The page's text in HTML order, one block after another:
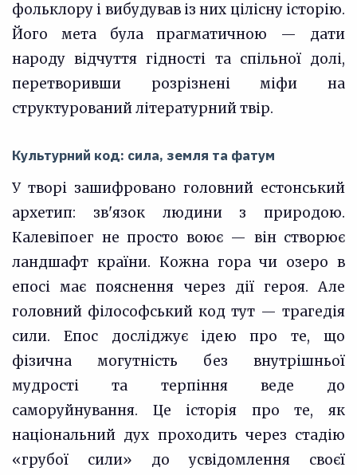
фольклору і вибудував із них цілісну історію.
Його мета була прагматичною — дати
народу відчуття гідності та спільної долі,
перетворивши розрізнені міфи на
структурований літературний твір.
Культурний код: сила, земля та фатум
У творі зашифровано головний естонський
архетип: зв'язок людини з природою.
Калевіпоег не просто воює — він створює
ландшафт країни. Кожна гора чи озеро в
епосі має пояснення через дії героя. Але
головний філософський код тут — трагедія
сили. Епос досліджує ідею про те, що
фізична могутність без внутрішньої
мудрості та терпіння веде до
саморуйнування. Це історія про те, як
національний дух проходить через стадію
«грубої сили» до усвідомлення своєї